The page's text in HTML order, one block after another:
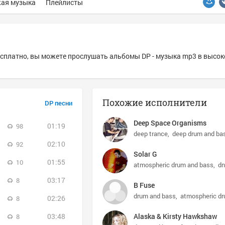
музыка Плейлисты
вы можете прослушать альбомы DP - музыка mp3 в
DP песни
98 01:19
92 02:10
10 01:55
8 03:17
8 02:26
8 03:48
Похожие исполнители
Deep Space Organisms
deep trance deep drum and
Solar G
atmospheric drum and bass
B Fuse
drum and bass atmospheric
Alaska & Kirsty Hawkshaw